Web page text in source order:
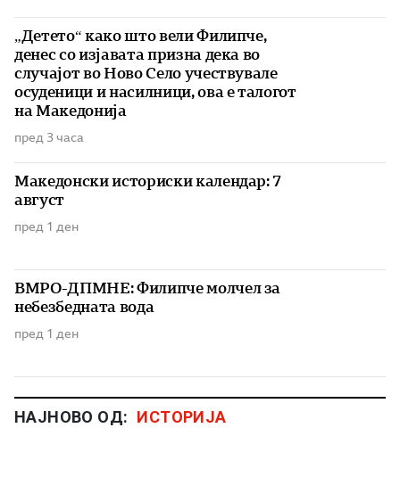
„Детето“ како што вели Филипче,
денес со изјавата призна дека во
случајот во Ново Село учествувале
осуденици и насилници, ова е талогот
на Македонија
пред 3 часа
Македонски историски календар: 7
август
пред 1 ден
ВМРО-ДПМНЕ: Филипче молчел за
небезбедната вода
пред 1 ден
НАЈНОВО ОД: ИСТОРИЈА